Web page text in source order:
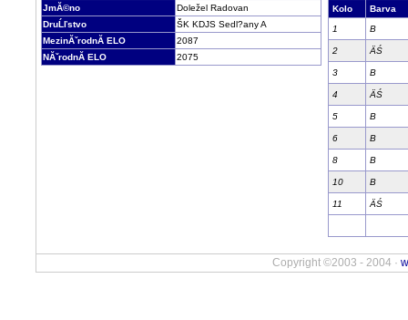
JmĂ©no
Doležel Radovan
DruĹľstvo
ŠK KDJS Sedl?any A
MezinĂˇrodnĂ­ ELO
2087
NĂˇrodnĂ­ ELO
2075
Kolo
Barva
1
B
2 ÄŚ
3 B
4 ÄŚ
5 B
6 B
8 B
10 B
11 ÄŚ
Copyright ©2003 - 2004 ·